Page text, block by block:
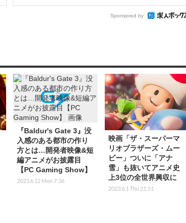
Sponsored by
『Baldur's Gate 3』没
入感のある都市の作り
方とは…開発者映像&短
編アニメがお披露目
【PC Gaming Show】
2023.6.12 Mon 7:36
映画「ザ・スーパーマ
リオブラザーズ・ムー
ビー」ついに「アナ
雪」も抜いてアニメ史
上3位の全世界興収に
2023.6.1 Thu 21:51